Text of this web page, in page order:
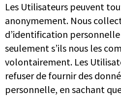
Les Utilisateurs peuvent
anonymement. Nous
d’identification
seulement s’ils nous les
volontairement. Les
refuser de fournir des
personnelle, en sachant